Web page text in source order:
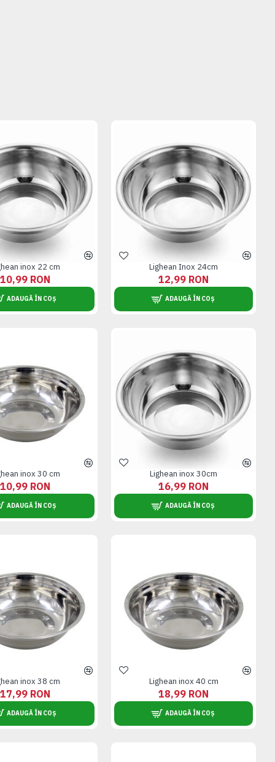
inox 22 cm
10,99 RON
ADAUGĂ ÎN COȘ
Lighean Inox 24cm
12,99 RON
ADAUGĂ ÎN COȘ
inox 30 cm
10,99 RON
ADAUGĂ ÎN COȘ
Lighean inox 30cm
16,99 RON
ADAUGĂ ÎN COȘ
inox 38 cm
17,99 RON
ADAUGĂ ÎN COȘ
Lighean inox 40 cm
18,99 RON
ADAUGĂ ÎN COȘ